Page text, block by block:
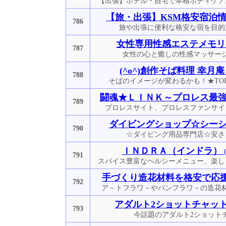
786 【旅・出張】KSM格安宿泊
旅や出張に便利な格安な宿を目
787 女性専用性感エステメモ
女性の心と癒しの性感マッサー
788 (^o^)創作そば料理 幸月庵
そばのイメージが変わるかも！
789 闘魂★ＬＩＮＫ～プロレス最
プロレスサイト、プロレスファンサ
790 ダイビングショップ☆シー
☆ダイビング用品専門店☆安さ
791 ＩＮＤＲＡ（インドラ）
スパイス豊富なヘルシーメニュー、楽
792 手づくり造花材料を格安で応
ア－トフラワ－やパンフラワ－の造花
793 アダルト2ショットチャッ
今話題のアダルト2ショット